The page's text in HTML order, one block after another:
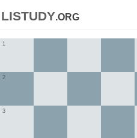
listudy.org
1
2
3